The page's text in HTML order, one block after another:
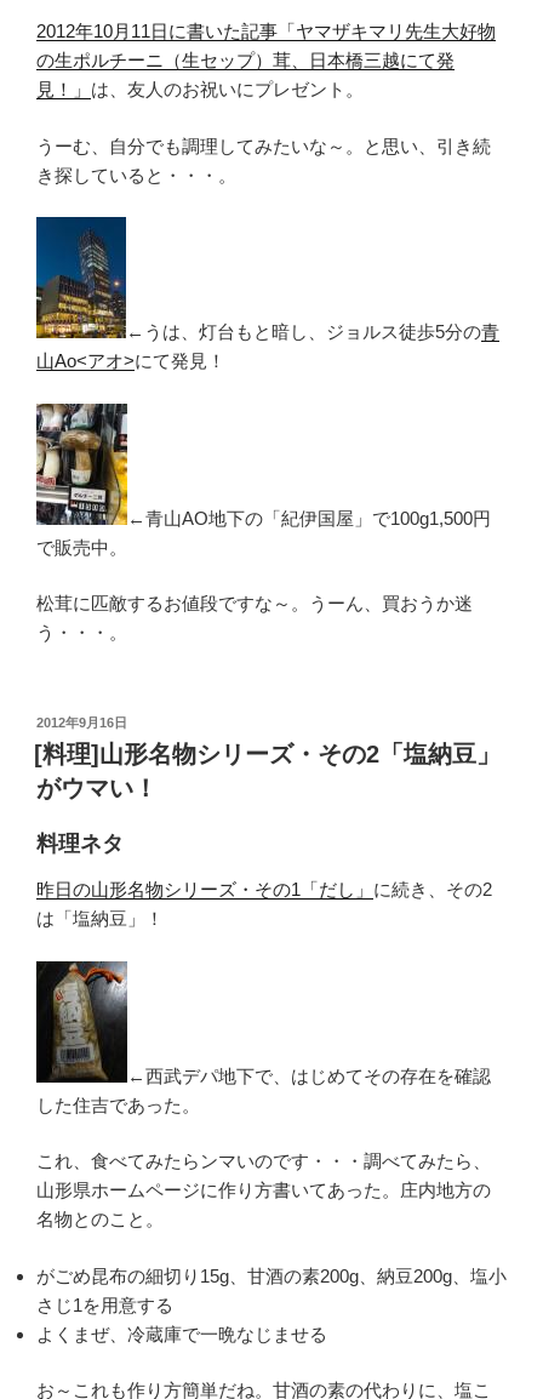
2012年10月11日に書いた記事「ヤマザキマリ先生大好物
の生ポルチーニ（生セップ）茸、日本橋三越にて発
見！」 は、友人のお祝いにプレゼント。
うーむ、自分でも調理してみたいな～。と思い、引き続
き探していると・・・。
←うは、灯台もと暗し、ジョルス徒歩5分の青
山Ao<アオ>にて発見！
←青山AO地下の「紀伊国屋」で100g1,500円
で販売中。
松茸に匹敵するお値段ですな～。うーん、買おうか迷
う・・・。
投
稿
日:
2012年9月16日
[料理]山形名物シリーズ・その2「塩納豆」
がウマい！
料理ネタ
昨日の山形名物シリーズ・その1「だし」 に続き、その2
は「塩納豆」！
←西武デパ地下で、はじめてその存在を確認
した住吉であった。
これ、食べてみたらンマいのです・・・調べてみたら、
山形県ホームページに作り方書いてあった。庄内地方の
名物とのこと。
がごめ昆布の細切り15g、甘酒の素200g、納豆200g、塩小
さじ1を用意する
よくまぜ、冷蔵庫で一晩なじませる
お～これも作り方簡単だね。甘酒の素の代わりに、塩こ